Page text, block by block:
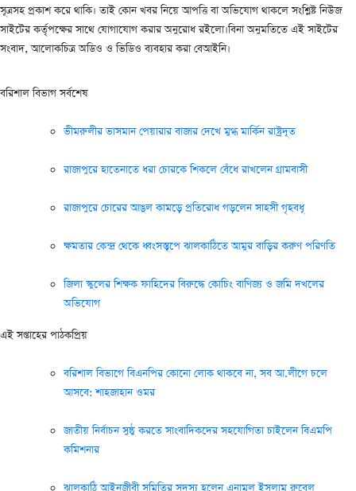
সূত্রসহ প্রকাশ করে থাকি। তাই কোন খবর নিয়ে আপত্তি বা অভিযোগ থাকলে সংশ্লিষ্ট নিউজ
সাইটের কর্তৃপক্ষের সাথে যোগাযোগ করার অনুরোধ রইলো।বিনা অনুমতিতে এই সাইটের
সংবাদ, আলোকচিত্র অডিও ও ভিডিও ব্যবহার করা বেআইনি।
বরিশাল বিভাগ সর্বশেষ
ভীমরুলীর ভাসমান পেয়ারার বাজার দেখে মুগ্ধ মার্কিন রাষ্ট্রদূত
রাজাপুরে হাতেনাতে ধরা চোরকে শিকলে বেঁধে রাখলেন গ্রামবাসী
রাজাপুরে চোরের আঙুল কামড়ে প্রতিরোধ গড়লেন সাহসী গৃহবধূ
ক্ষমতার কেন্দ্র থেকে ধ্বংসস্তূপে ঝালকাঠিতে আমুর বাড়ির করুণ পরিণতি
জিলা স্কুলের শিক্ষক ফাহিদের বিরুদ্ধে কোচিং বাণিজ্য ও জমি দখলের
অভিযোগ
এই সপ্তাহের পাঠকপ্রিয়
বরিশাল বিভাগে বিএনপির কোনো লোক থাকবে না, সব আ.লীগে চলে
আসবে: শাহজাহান ওমর
জাতীয় নির্বাচন সুষ্ঠু করতে সাংবাদিকদের সহযোগিতা চাইলেন বিএমপি
কমিশনার